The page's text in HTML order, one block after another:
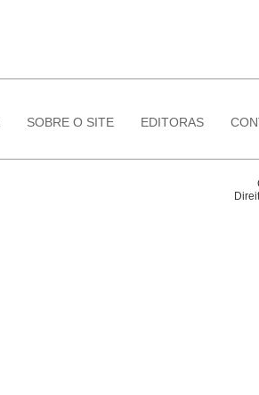
SOBRE O SITE EDITORAS